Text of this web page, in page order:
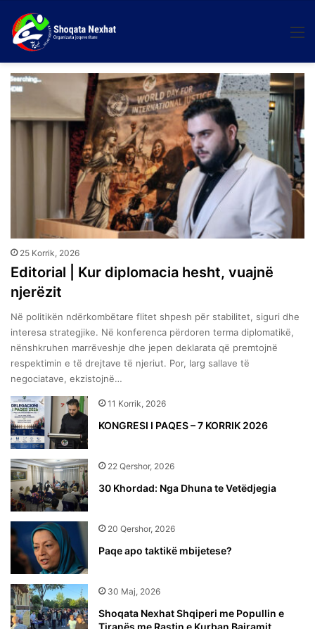
25 Korrik, 2026
Editorial | Kur diplomacia hesht, vuajnë
njerëzit
Në politikën ndërkombëtare flitet shpesh për stabilitet, siguri dhe
interesa strategjike. Në konferenca përdoren terma diplomatikë,
nënshkruhen marrëveshje dhe jepen deklarata që premtojnë
respektimin e të drejtave të njeriut. Por, larg sallave të
negociatave, ekzistojnë…
11 Korrik, 2026
KONGRESI I PAQES – 7 KORRIK 2026
22 Qershor, 2026
30 Khordad: Nga Dhuna te Vetëdjegia
20 Qershor, 2026
Paqe apo taktikë mbijetese?
30 Maj, 2026
Shoqata Nexhat Shqiperi me Popullin e